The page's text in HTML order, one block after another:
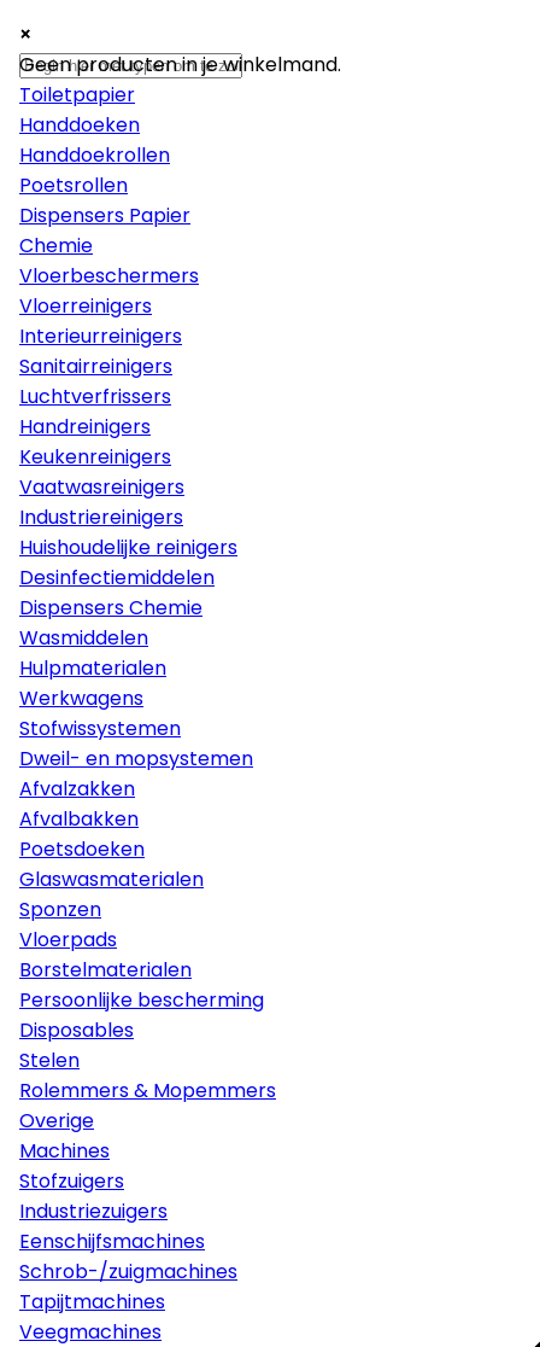
×
Papier
Toiletpapier
Handdoeken
Handdoekrollen
Poetsrollen
Dispensers Papier
Chemie
Vloerbeschermers
Vloerreinigers
Interieurreinigers
Sanitairreinigers
Luchtverfrissers
Handreinigers
Keukenreinigers
Vaatwasreinigers
Industriereinigers
Huishoudelijke reinigers
Desinfectiemiddelen
Dispensers Chemie
Wasmiddelen
Hulpmaterialen
Werkwagens
Stofwissystemen
Dweil- en mopsystemen
Afvalzakken
Afvalbakken
Poetsdoeken
Glaswasmaterialen
Sponzen
Vloerpads
Borstelmaterialen
Persoonlijke bescherming
Disposables
Stelen
Rolemmers & Mopemmers
Overige
Machines
Stofzuigers
Industriezuigers
Eenschijfsmachines
Schrob-/zuigmachines
Tapijtmachines
Veegmachines
×
×
Geen producten in je winkelmand.